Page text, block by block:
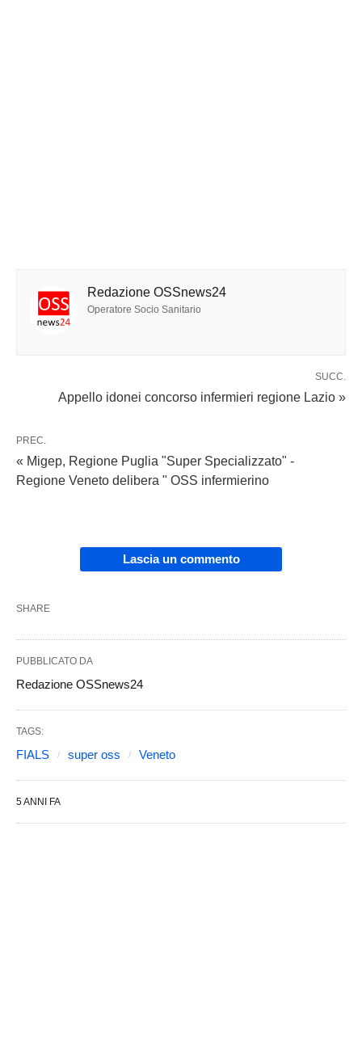
Redazione OSSnews24
Operatore Socio Sanitario
SUCC.
Appello idonei concorso infermieri regione Lazio »
PREC.
« Migep, Regione Puglia "Super Specializzato" -
Regione Veneto delibera " OSS infermierino
Lascia un commento
SHARE
PUBBLICATO DA
Redazione OSSnews24
TAGS:
FIALS super oss Veneto
5 ANNI FA